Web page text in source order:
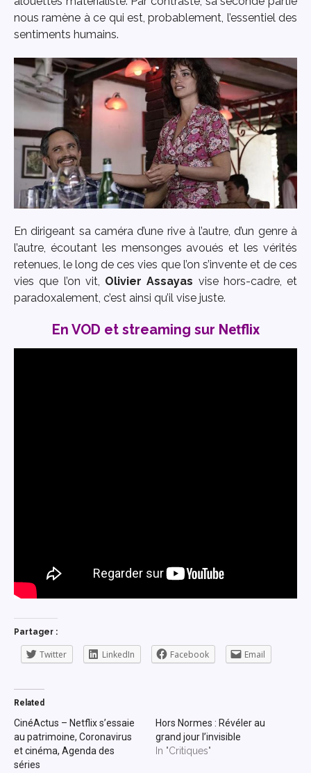
nous ramène à ce qui est, probablement, l’essentiel des
sentiments humains.
En dirigeant sa caméra d’une rive à l’autre, d’un genre à
l’autre, écoutant les mensonges avoués et les vérités
retenues, le long de ces vies que l’on s’invente et de ces
vies que l’on vit, Olivier Assayas vise hors-cadre, et
paradoxalement, c’est ainsi qu’il vise juste.
En VOD et streaming sur Netflix
Partager :
Twitter LinkedIn Facebook Email
Related
CinéActus – Netflix s’essaie
au patrimoine, Coronavirus
et cinéma, Agenda des
séries
Hors Normes : Révéler au
grand jour l’invisible
In "Critiques"